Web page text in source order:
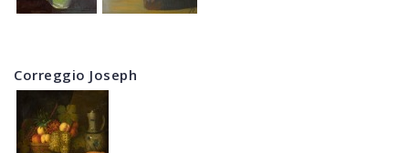
Correggio Joseph